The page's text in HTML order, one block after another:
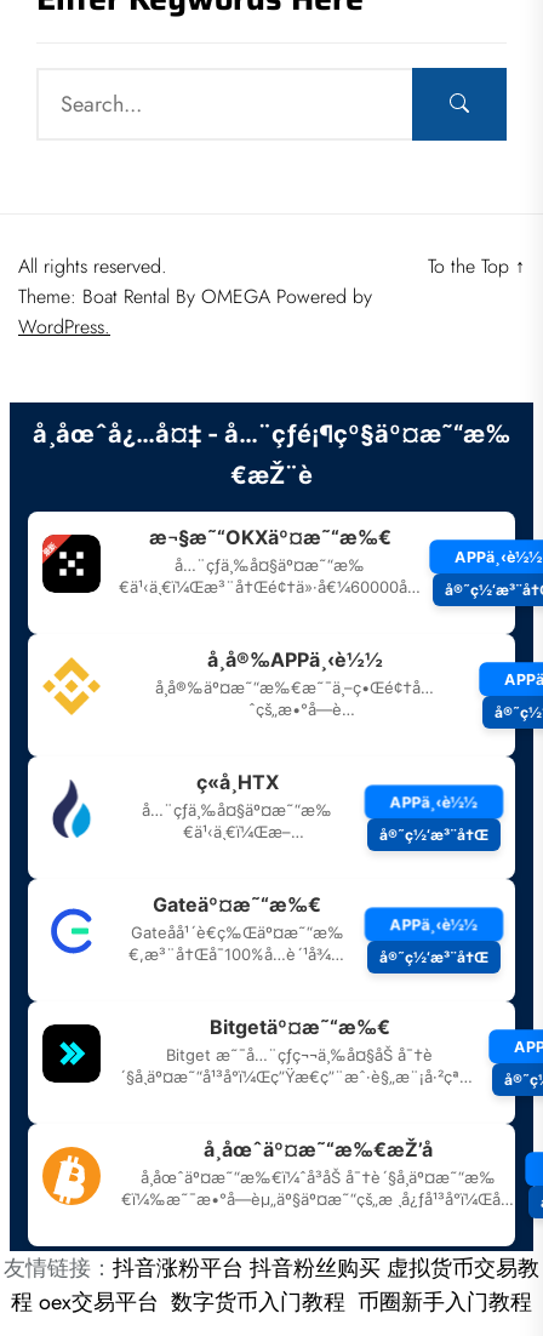
All rights reserved.
Theme: Boat Rental By OMEGA Powered by
WordPress.
To the Top ↑
友情链接： 抖音涨粉平台 抖音粉丝购买虚拟货币交易教
程oex交易平台 数字货币入门教程 币圈新手入门教程